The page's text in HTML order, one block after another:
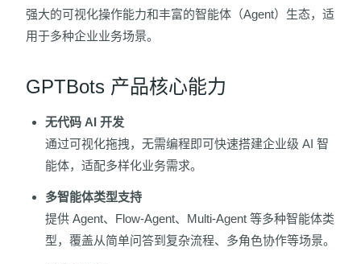
强大的可视化操作能力和丰富的智能体（Agent）生态，适
用于多种企业业务场景。
GPTBots 产品核心能力
无代码 AI 开发
通过可视化拖拽，无需编程即可快速搭建企业级 AI 智
能体，适配多样化业务需求。
多智能体类型支持
提供 Agent、Flow-Agent、Multi-Agent 等多种智能体类
型，覆盖从简单问答到复杂流程、多角色协作等场景。